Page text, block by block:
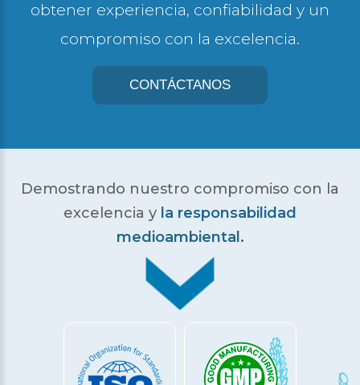
obtener experiencia, confiabilidad y un
compromiso con la excelencia.
CONTÁCTANOS
Demostrando nuestro compromiso con la
excelencia y la responsabilidad
medioambiental.